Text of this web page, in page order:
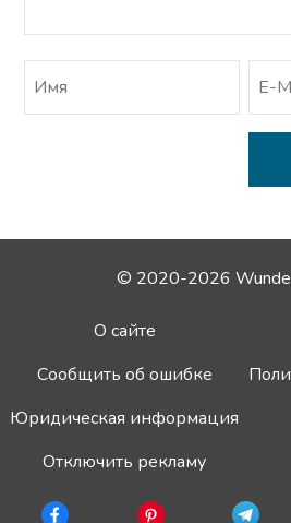
© 2020-2026
О сайте
Сообщить об ошибке
Юридическая информация
Отключить рекламу